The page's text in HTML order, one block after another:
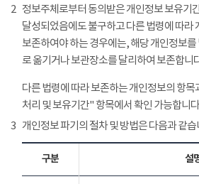
2 정보주체로부터 동의받은 개인정보 보유기
달성되었음에도 불구하고 다른 법령에 따라
보존하여야 하는 경우에는, 해당 개인정보
로 옮기거나 보관장소를 달리하여 보존합니
다른 법령에 따라 보존하는 개인정보의 항
처리 및 보유기간" 항목에서 확인 가능합니
3 개인정보 파기의 절차 및 방법은 다음과 같습
구분 설